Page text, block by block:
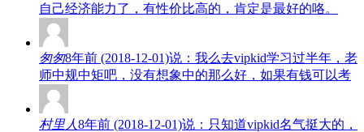
自己经济能力了，有性价比高的，肯定是最好的咯。
匆匆8年前 (2018-12-01)说：我么去vipkid学习过半年，老
师中规中矩吧，没有想象中的那么好，如果有钱可以考
村里人8年前 (2018-12-01)说：只知道vipkid名气挺大的，